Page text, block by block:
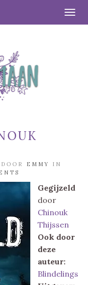
EMMY
IN
Gegijzeld
door
Chinouk
Thijssen
Ook door
deze
auteur:
Blindelings